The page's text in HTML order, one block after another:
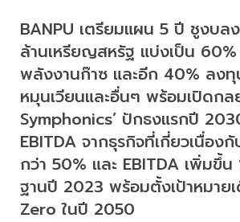
BANPU เตรียมแผน 5 ปี ชูงบ
ล้านเหรียญสหรัฐ แบ่งเป็น
พลังงานก๊าซ และอีก 40% ลง
หมุนเวียนและอื่นๆ พร้อมเปิดกล
Symphonics’ ปักธงแรกปี
EBITDA จากธุรกิจที่เกี่ยวเนื่อง
กว่า 50% และ EBITDA เพิ่มขึ้น
ฐานปี 2023 พร้อมตั้งเป้าหมาย
Zero ในปี 2050